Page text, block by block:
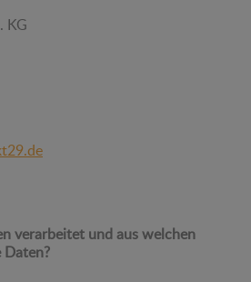
KG
verarbeitet und aus welchen
Daten?